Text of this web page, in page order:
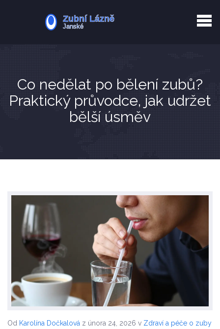
Zotavení po extrakci
Co nedělat po bělení zubů?
Praktický průvodce, jak udržet
bělší úsměv
Od Karolína Dočkalová z února 24, 2026 v Zdraví a péče o zuby